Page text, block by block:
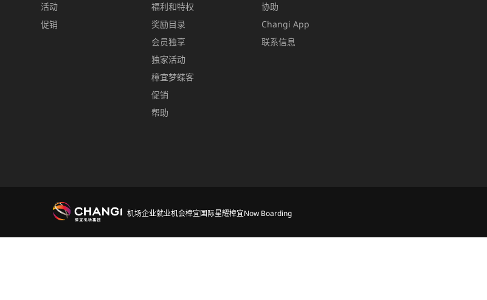
活动
促销
福利和特权
奖励目录
会员独享
独家活动
樟宜梦蝶客
促销
帮助
协助
Changi App
联系信息
机场企业就业机会樟宜国际星耀樟宜Now Boarding